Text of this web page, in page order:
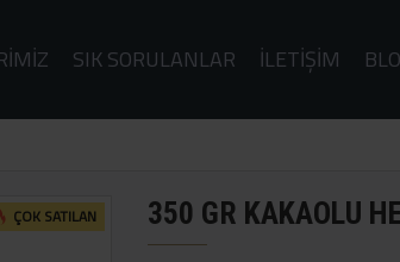
SIK SORULANLAR İLETIŞIM
ÇOK SATILAN 350 GR KAKAOLU